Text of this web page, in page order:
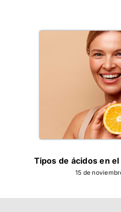
Tipos de ácidos en
15 de